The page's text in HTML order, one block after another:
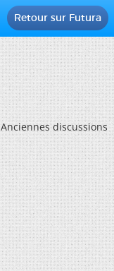
Retour sur Futura
Anciennes discussions